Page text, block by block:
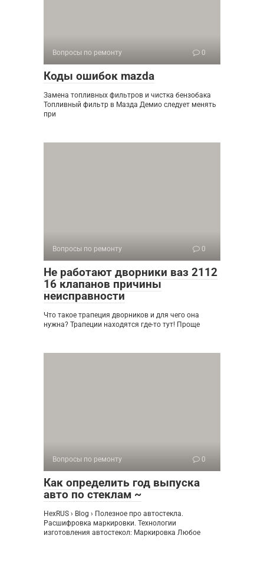
Вопросы по ремонту 0
Коды ошибок mazda
Замена топливных фильтров и чистка бензобака
Топливный фильтр в Мазда Демио следует менять
при
Вопросы по ремонту 0
Не работают дворники ваз 2112
16 клапанов причины
неисправности
Что такое трапеция дворников и для чего она
нужна? Трапеции находятся где-то тут! Проще
Вопросы по ремонту 0
Как определить год выпуска
авто по стеклам ~
HexRUS › Blog › Полезное про автостекла.
Расшифровка маркировки. Технологии
изготовления автостекол: Маркировка Любое